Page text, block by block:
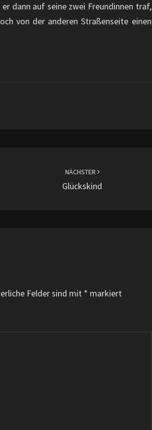
dann auf seine zwei Freundinnen traf,
von der anderen Straßenseite einen
NÄCHSTER
Glückskind
Felder sind mit * markiert